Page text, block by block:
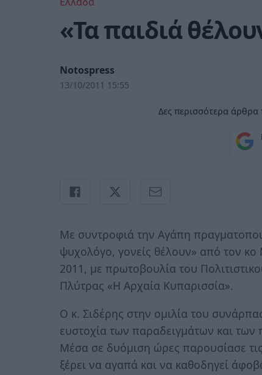
«Τα παιδιά
Notospress
13/10/2011 15:55
Δες περισσότερα άρθρα
Με συντροφιά την Αγάπη
ψυχολόγο, γονείς θέλουν» από τον
2011, με πρωτοβουλία του
Πλύτρας «Η Αρχαία Κυπαρισσία».
Ο κ. Σιδέρης στην ομιλία του
ευστοχία των παραδειγμάτων και
Μέσα σε δυόμιση ώρες παρουσίασε
ξέρει να αγαπά και να καθοδηγεί